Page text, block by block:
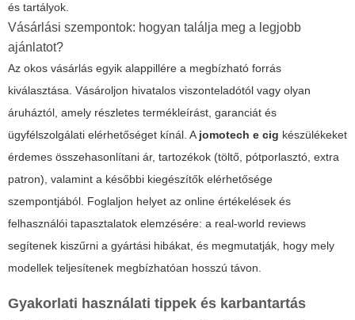
és tartályok.
Vásárlási szempontok: hogyan találja meg a legjobb
ajánlatot?
Az okos vásárlás egyik alappillére a megbízható forrás
kiválasztása. Vásároljon hivatalos viszonteladótól vagy olyan
áruháztól, amely részletes termékleírást, garanciát és
ügyfélszolgálati elérhetőséget kínál. Ajomotech e cig készülékeket
érdemes összehasonlítani ár, tartozékok (töltő, pótporlasztó, extra
patron), valamint a későbbi kiegészítők elérhetősége
szempontjából. Foglaljon helyet az online értékelések és
felhasználói tapasztalatok elemzésére: a real-world reviews
segítenek kiszűrni a gyártási hibákat, és megmutatják, hogy mely
modellek teljesítenek megbízhatóan hosszú távon.
Gyakorlati használati tippek és karbantartás